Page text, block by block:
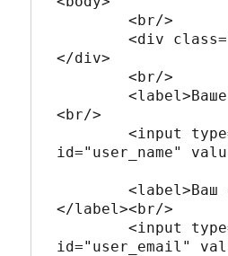
	<br/>
	<div class="messages">
</div>
	<br/>
	<label>Ваше имя:</label>
<br/>
	<input type="text"
id="user_name"
	<label>Ваш e-mail:
</label><br/>
	<input type="text"
id="user_email"